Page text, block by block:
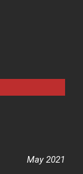
May 2021